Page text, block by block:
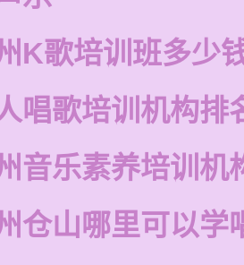
K歌培训班多少
唱歌培训机构排
音乐素养培训机
仓山哪里可以学